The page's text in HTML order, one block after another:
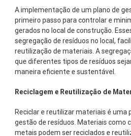
A implementação de um plano de
primeiro passo para controlar e
gerados no local de construção.
segregação de resíduos no local,
reutilização de materiais. A
que diferentes tipos de resíduos
maneira eficiente e sustentável.
Reciclagem e Reutilização de
Reciclar e reutilizar materiais é uma
gestão de resíduos. Materiais como
metais podem ser reciclados e